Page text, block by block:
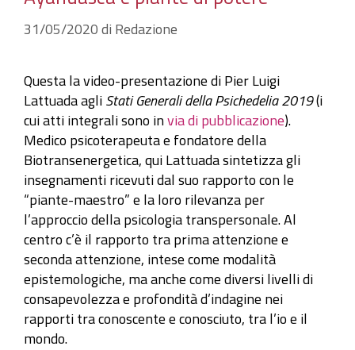
31/05/2020di Redazione
Questa la video-presentazione di Pier Luigi
Lattuada agliStati Generali della Psichedelia 2019(i
cui atti integrali sono invia di pubblicazione).
Medico psicoterapeuta e fondatore della
Biotransenergetica, qui Lattuada sintetizza gli
insegnamenti ricevuti dal suo rapporto con le
“piante-maestro” e la loro rilevanza per
l’approccio della psicologia transpersonale. Al
centro c’è il rapporto tra prima attenzione e
seconda attenzione, intese come modalità
epistemologiche, ma anche come diversi livelli di
consapevolezza e profondità d’indagine nei
rapporti tra conoscente e conosciuto, tra l’io e il
mondo.